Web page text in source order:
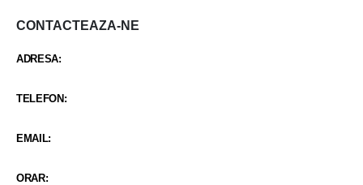
CONTACTEAZA-NE
ADRESA:
TELEFON:
EMAIL:
ORAR: